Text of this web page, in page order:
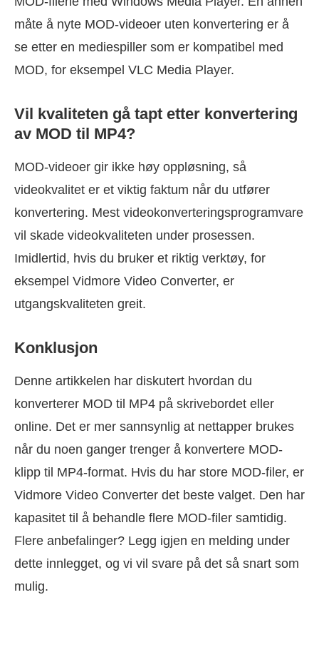
måte å nyte MOD-videoer uten konvertering er å
se etter en mediespiller som er kompatibel med
MOD, for eksempel VLC Media Player.
Vil kvaliteten gå tapt etter konvertering
av MOD til MP4?
MOD-videoer gir ikke høy oppløsning, så
videokvalitet er et viktig faktum når du utfører
konvertering. Mest videokonverteringsprogramvare
vil skade videokvaliteten under prosessen.
Imidlertid, hvis du bruker et riktig verktøy, for
eksempel Vidmore Video Converter, er
utgangskvaliteten greit.
Konklusjon
Denne artikkelen har diskutert hvordan du
konverterer MOD til MP4 på skrivebordet eller
online. Det er mer sannsynlig at nettapper brukes
når du noen ganger trenger å konvertere MOD-
klipp til MP4-format. Hvis du har store MOD-filer, er
Vidmore Video Converter det beste valget. Den har
kapasitet til å behandle flere MOD-filer samtidig.
Flere anbefalinger? Legg igjen en melding under
dette innlegget, og vi vil svare på det så snart som
mulig.